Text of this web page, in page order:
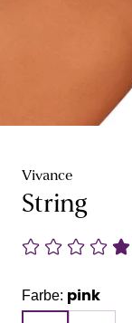
Vivance
String
Farbe: pink